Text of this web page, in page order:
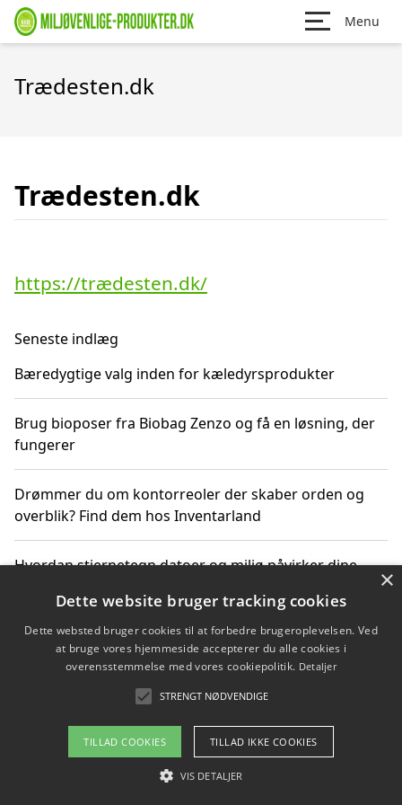
Menu
Trædesten.dk
Trædesten.dk
https://trædesten.dk/
Seneste indlæg
Bæredygtige valg inden for kæledyrsprodukter
Brug bioposer fra Biobag Zenzo og få en løsning, der
fungerer
Drømmer du om kontorreoler der skaber orden og
overblik? Find dem hos Inventarland
Hvordan stjernetegn datoer og miljø påvirker dine
Bæredygtige gadgets til en grønnere hverdag
Om / kontakt
Blog Betingelser
×
Dette website bruger tracking cookies
Dette websted bruger cookies til at forbedre brugeroplevelsen. Ved
at bruge vores hjemmeside accepterer du alle cookies i
overensstemmelse med vores cookiepolitik. Detaljer
STRENGT NØDVENDIGE
TILLAD COOKIES TILLAD IKKE COOKIES
VIS DETALJER